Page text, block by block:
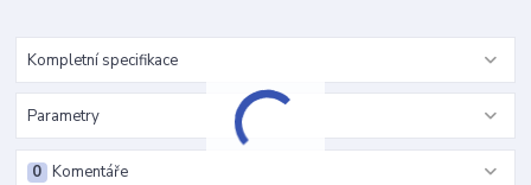
Kompletní specifikace
Parametry
Komentáře
0